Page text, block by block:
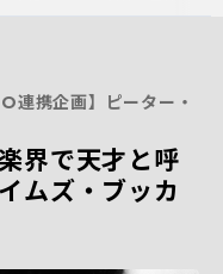
携企画】ピーター・
界で天才と呼
ムズ・ブッカ